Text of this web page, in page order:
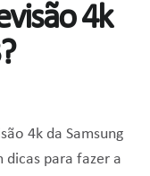
4k
4k da Samsung
dicas para fazer a